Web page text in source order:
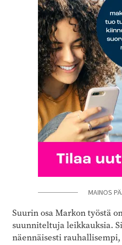
MAINOS
Suurin osa Markon työstä
suunniteltuja leikkauksia.
näennäisesti